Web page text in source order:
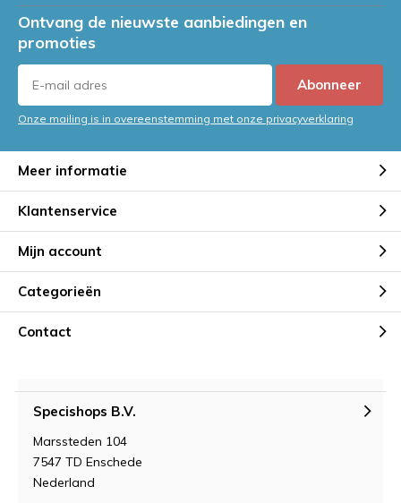
Ontvang de nieuwste aanbiedingen en
promoties
Abonneer
Onze mailing is in overeenstemming met onze privacyverklaring
Meer informatie
Klantenservice
Mijn account
Categorieën
Contact
Specishops B.V.
Marssteden 104
7547 TD Enschede
Nederland